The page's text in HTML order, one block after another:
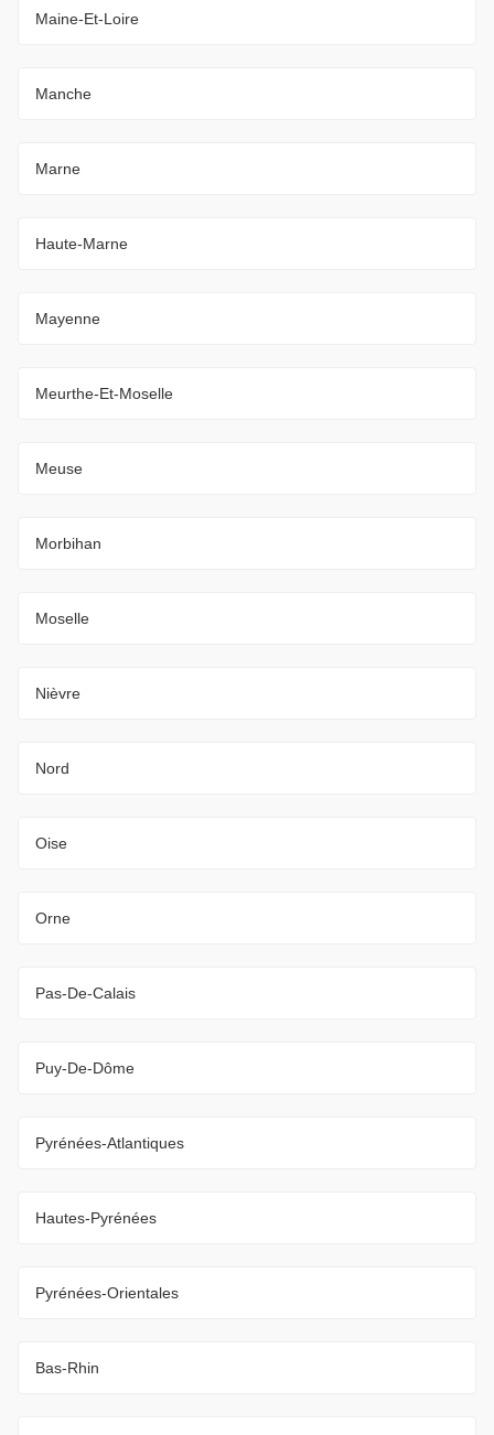
Maine-Et-Loire
Manche
Marne
Haute-Marne
Mayenne
Meurthe-Et-Moselle
Meuse
Morbihan
Moselle
Nièvre
Nord
Oise
Orne
Pas-De-Calais
Puy-De-Dôme
Pyrénées-Atlantiques
Hautes-Pyrénées
Pyrénées-Orientales
Bas-Rhin